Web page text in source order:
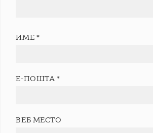
ИМЕ *
Е-ПОШТА *
ВЕБ МЕСТО